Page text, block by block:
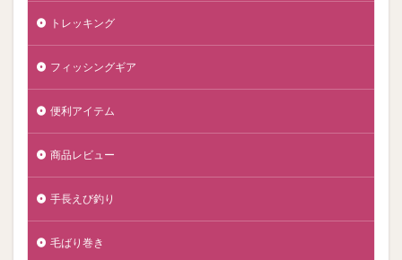
トレッキング
フィッシングギア
便利アイテム
商品レビュー
手長えび釣り
毛ばり巻き